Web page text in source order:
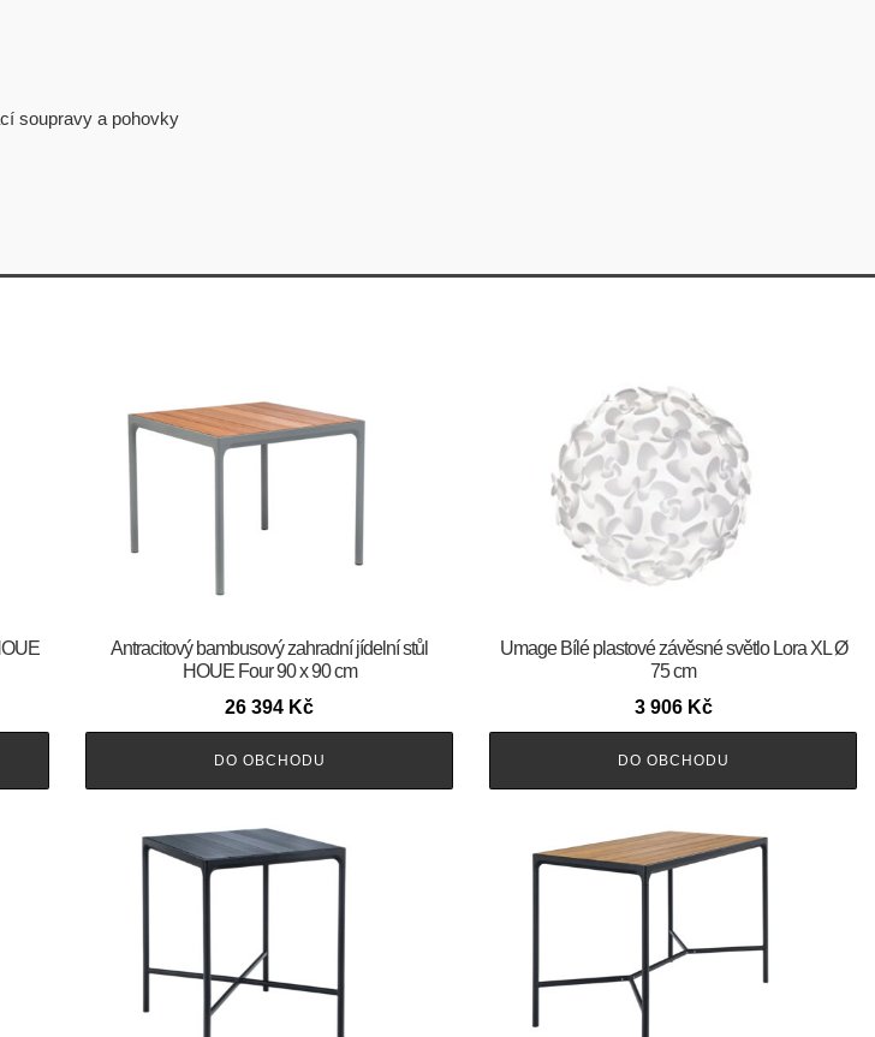
soupravy a pohovky
Antracitový bambusový zahradní jídelní stůl
HOUE Four 90 x 90 cm
26 394 Kč
DO OBCHODU
Umage Bílé plastové závěsné světlo Lora XL Ø
75 cm
3 906 Kč
DO OBCHODU